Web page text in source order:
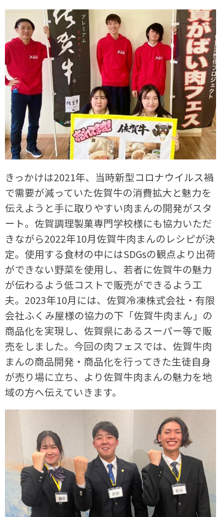
きっかけは2021年、当時新型コロナウイルス禍
で需要が減っていた佐賀牛の消費拡大と魅力を
伝えようと手に取りやすい肉まんの開発がスタ
ート。佐賀調理製菓専門学校様にも協力いただ
きながら2022年10月佐賀牛肉まんのレシピが決
定。使用する食材の中にはSDGsの観点より出荷
ができない野菜を使用し、若者に佐賀牛の魅力
が伝わるよう低コストで販売ができるよう工
夫。2023年10月には、佐賀冷凍株式会社・有限
会社ふくみ屋様の協力の下「佐賀牛肉まん」の
商品化を実現し、佐賀県にあるスーパー等で販
売をしました。今回の肉フェスでは、佐賀牛肉
まんの商品開発・商品化を行ってきた生徒自身
が売り場に立ち、より佐賀牛肉まんの魅力を地
域の方へ伝えていきます。